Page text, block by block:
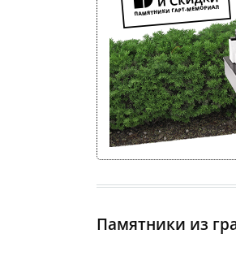
Оформление со скидкой • Установка на
Памятники из